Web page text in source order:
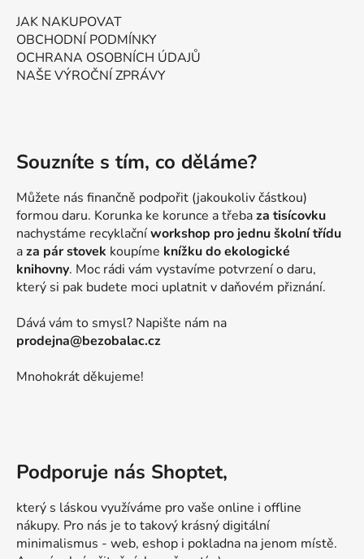
JAK NAKUPOVAT
OBCHODNÍ PODMÍNKY
OCHRANA OSOBNÍCH ÚDAJŮ
NAŠE VÝROČNÍ ZPRÁVY
Souzníte s tím, co děláme?
Můžete nás finančně podpořit (jakoukoliv částkou)
formou daru. Korunka ke korunce a třebaza tisícovku
nachystáme recyklačníworkshop pro jednu školní třídu
aza pár stovek koupíme knížku do ekologické
knihovny. Moc rádi vám vystavíme potvrzení o daru,
který si pak budete moci uplatnit v daňovém přiznání.
Dává vám to smysl? Napište nám na
prodejna@bezobalac.cz
Mnohokrát děkujeme!
Podporuje nás Shoptet,
který s láskou využíváme pro vaše online i offline
nákupy. Pro nás je to takový krásný digitální
minimalismus - web, eshop i pokladna na jenom místě.